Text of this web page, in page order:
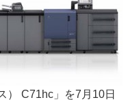
ル印刷
印刷通販
イベント 信用情報
業界
） C71hc」を7月10日